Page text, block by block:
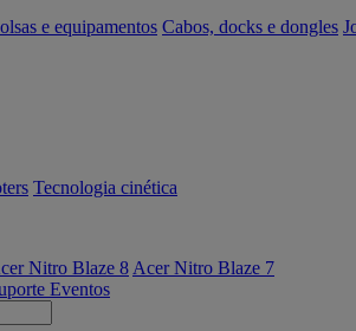
e equipamentos Cabos, docks e dongles
Tecnologia cinética
Nitro Blaze 8 Acer Nitro Blaze 7
Eventos